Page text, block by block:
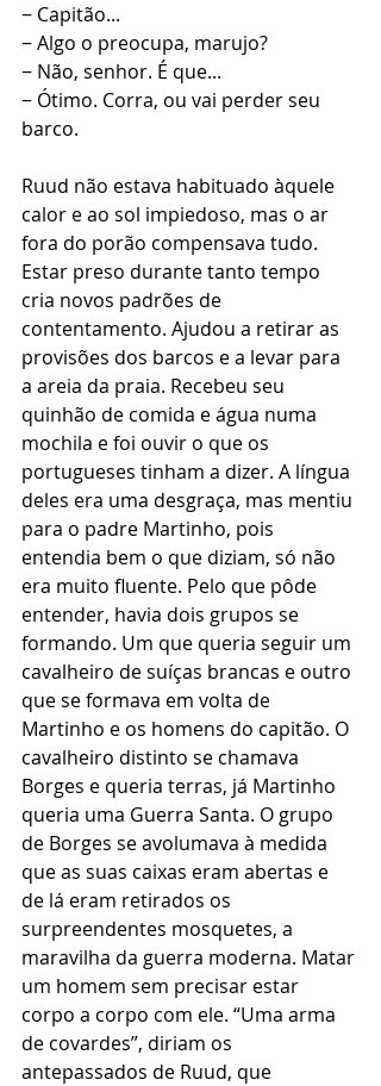
− Capitão...
− Algo o preocupa, marujo?
− Não, senhor. É que...
− Ótimo. Corra, ou vai perder seu
barco.
Ruud não estava habituado àquele
calor e ao sol impiedoso, mas o ar
fora do porão compensava tudo.
Estar preso durante tanto tempo
cria novos padrões de
contentamento. Ajudou a retirar as
provisões dos barcos e a levar para
a areia da praia. Recebeu seu
quinhão de comida e água numa
mochila e foi ouvir o que os
portugueses tinham a dizer. A língua
deles era uma desgraça, mas mentiu
para o padre Martinho, pois
entendia bem o que diziam, só não
era muito fluente. Pelo que pôde
entender, havia dois grupos se
formando. Um que queria seguir um
cavalheiro de suíças brancas e outro
que se formava em volta de
Martinho e os homens do capitão. O
cavalheiro distinto se chamava
Borges e queria terras, já Martinho
queria uma Guerra Santa. O grupo
de Borges se avolumava à medida
que as suas caixas eram abertas e
de lá eram retirados os
surpreendentes mosquetes, a
maravilha da guerra moderna. Matar
um homem sem precisar estar
corpo a corpo com ele. “Uma arma
de covardes”, diriam os
antepassados de Ruud, que